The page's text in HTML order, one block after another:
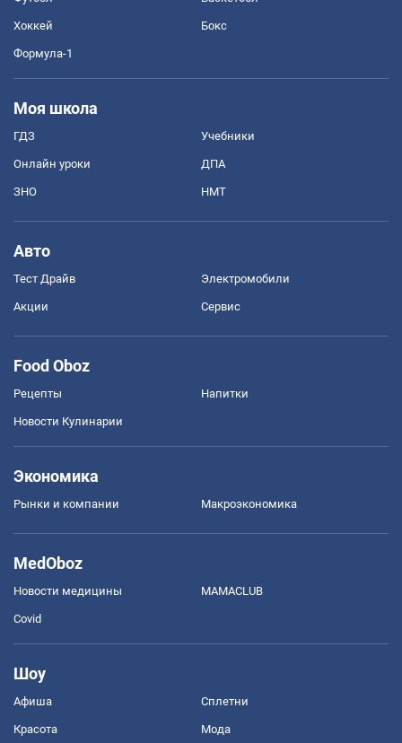
Хоккей Бокс
Формула-1
Моя школа
ГДЗ Учебники
Онлайн уроки ДПА
ЗНО НМТ
Авто
Тест Драйв Электромобили
Акции Сервис
Food Oboz
Рецепты Напитки
Новости Кулинарии
Экономика
Рынки и компании Mакроэкономика
MedOboz
Новости медицины MAMACLUB
Covid
Шоу
Афиша Сплетни
Красота Мода